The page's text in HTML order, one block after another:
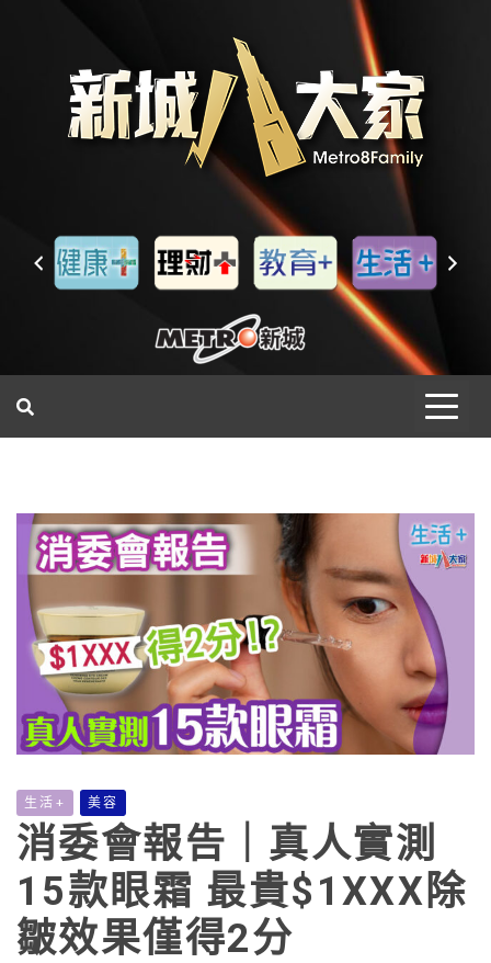
生活+ 美容
消委會報告｜真人實測
15款眼霜 最貴$1XXX除
皺效果僅得2分